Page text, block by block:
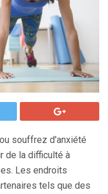
souffrez d'anxiété
de la difficulté à
Les endroits
tels que des